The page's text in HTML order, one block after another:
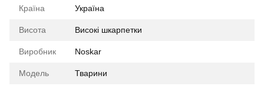
Країна Україна
Висота Високі шкарпетки
Виробник Noskar
Модель Тварини